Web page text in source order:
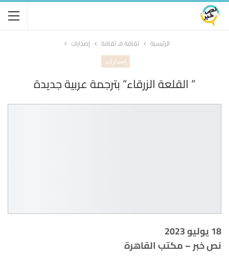
الرئيسية ثقافة فـ ثقافة إصدارات
إصدارات
” القلعة الزرقاء” بترجمة عربية جديدة
18 يوليو 2023
نص خبر – مكتب القاهرة